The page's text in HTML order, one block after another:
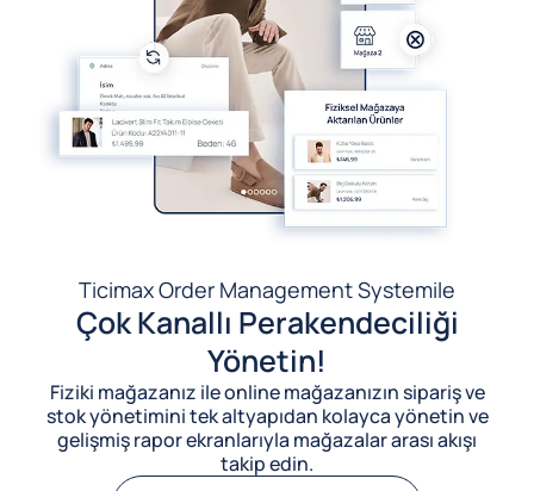
Ticimax Order Management Systemile
Çok Kanallı Perakendeciliği
Yönetin!
Fiziki mağazanız ile online mağazanızın sipariş ve
stok yönetimini tek altyapıdan kolayca yönetin ve
gelişmiş rapor ekranlarıyla mağazalar arası akışı
takip edin.